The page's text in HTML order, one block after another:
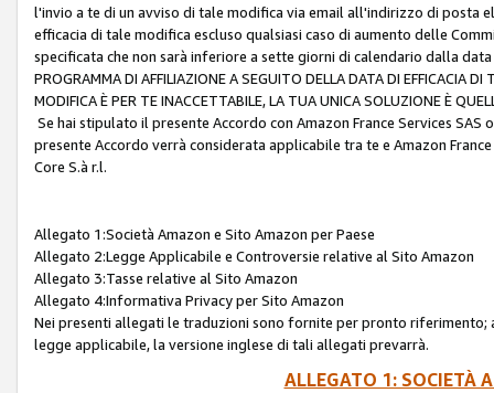
l'invio a te di un avviso di tale modifica via email all'indirizzo di
efficacia di tale modifica escluso qualsiasi caso di aumento delle
specificata che non sarà inferiore a sette giorni di calendario dalla data
PROGRAMMA DI AFFILIAZIONE A SEGUITO DELLA DATA DI EFFICACIA
MODIFICA È PER TE INACCETTABILE, LA TUA UNICA SOLUZIONE È
Se hai stipulato il presente Accordo con Amazon France Services
presente Accordo verrà considerata applicabile tra te e Amazon
Core S.à r.l.
Allegato 1:Società Amazon e Sito Amazon per Paese
Allegato 2:Legge Applicabile e Controversie relative al Sito Amazon
Allegato 3:Tasse relative al Sito Amazon
Allegato 4:Informativa Privacy per Sito Amazon
Nei presenti allegati le traduzioni sono fornite per pronto riferimento;
legge applicabile, la versione inglese di tali allegati prevarrà.
ALLEGATO 1: SOCIETÀ